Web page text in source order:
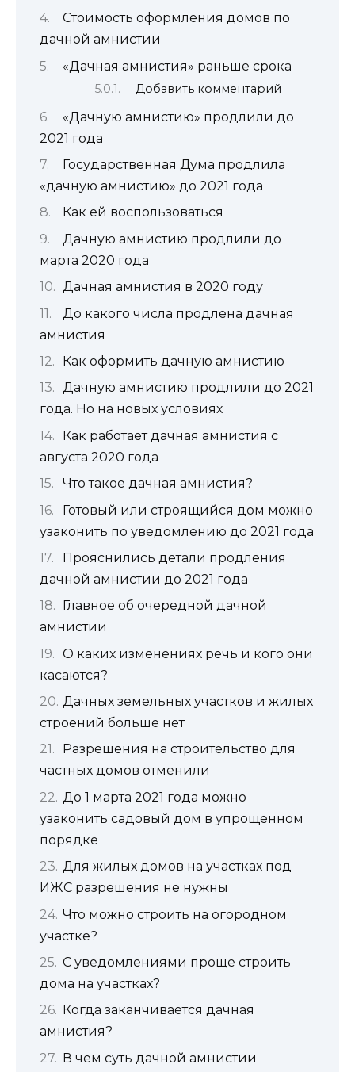
Стоимость оформления домов по
дачной амнистии
«Дачная амнистия» раньше срока
Добавить комментарий
«Дачную амнистию» продлили до
2021 года
Государственная Дума продлила
«дачную амнистию» до 2021 года
Как ей воспользоваться
Дачную амнистию продлили до
марта 2020 года
Дачная амнистия в 2020 году
До какого числа продлена дачная
амнистия
Как оформить дачную амнистию
Дачную амнистию продлили до 2021
года. Но на новых условиях
Как работает дачная амнистия с
августа 2020 года
Что такое дачная амнистия?
Готовый или строящийся дом можно
узаконить по уведомлению до 2021 года
Прояснились детали продления
дачной амнистии до 2021 года
Главное об очередной дачной
амнистии
О каких изменениях речь и кого они
касаются?
Дачных земельных участков и жилых
строений больше нет
Разрешения на строительство для
частных домов отменили
До 1 марта 2021 года можно
узаконить садовый дом в упрощенном
порядке
Для жилых домов на участках под
ИЖС разрешения не нужны
Что можно строить на огородном
участке?
С уведомлениями проще строить
дома на участках?
Когда заканчивается дачная
амнистия?
В чем суть дачной амнистии